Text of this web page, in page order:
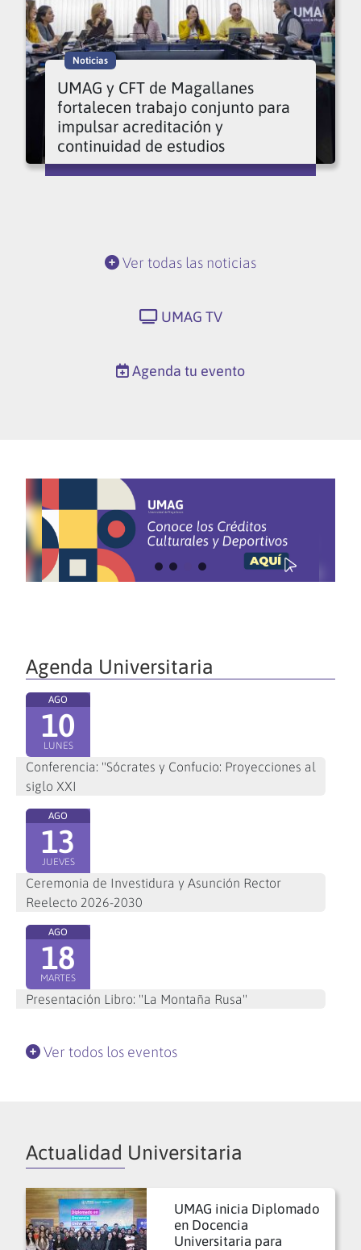
Noticias
UMAG y CFT de Magallanes
fortalecen trabajo conjunto para
impulsar acreditación y
continuidad de estudios
Ver todas las noticias
UMAG TV
Agenda tu evento
Agenda Universitaria
AGO
10
LUNES
Conferencia: "Sócrates y Confucio: Proyecciones al
siglo XXI
AGO
13
JUEVES
Ceremonia de Investidura y Asunción Rector
Reelecto 2026-2030
AGO
18
MARTES
Presentación Libro: "La Montaña Rusa"
Ver todos los eventos
Actualidad Universitaria
UMAG inicia Diplomado
en Docencia
Universitaria para